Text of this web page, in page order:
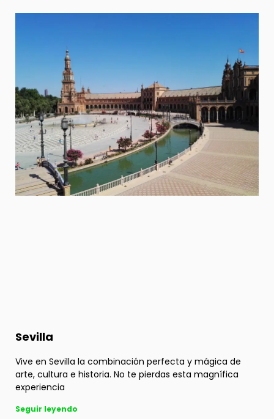
Sevilla
Vive en Sevilla la combinación perfecta y mágica de
arte, cultura e historia. No te pierdas esta magnífica
experiencia
Seguir leyendo